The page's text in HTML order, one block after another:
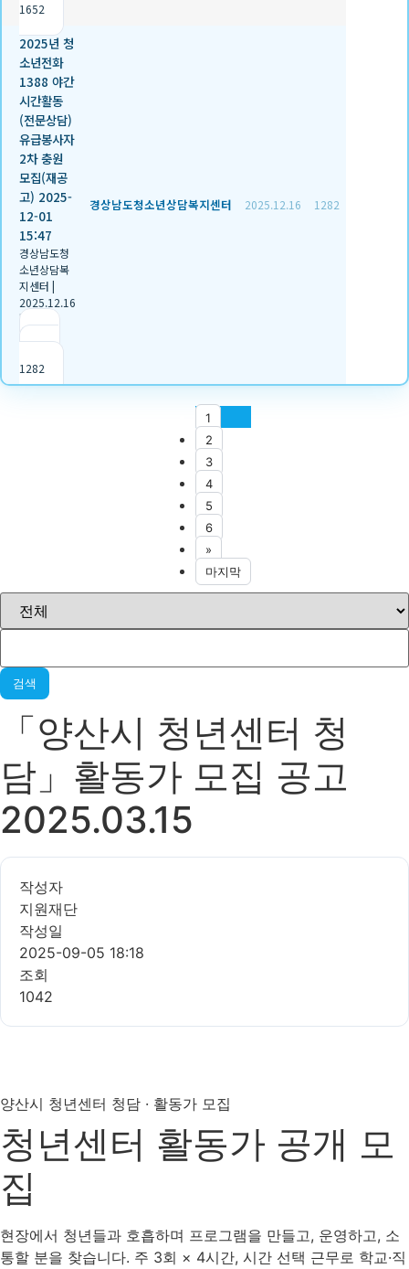
1652
2025년 청
소년전화
1388 야간
시간활동
(전문상담)
유급봉사자
2차 충원
모집(재공
고) 2025-
12-01
15:47
경상남도청
소년상담복
지센터 |
2025.12.16
|
1282
경상남도청소년상담복지센터 2025.12.16 1282
1
2
3
4
5
6
»
마지막
검색
「양산시 청년센터 청
담」활동가 모집 공고
2025.03.15
작성자
지원재단
작성일
2025-09-05 18:18
조회
1042
양산시 청년센터 청담 · 활동가 모집
청년센터 활동가 공개 모
집
현장에서 청년들과 호흡하며 프로그램을 만들고, 운영하고, 소
통할 분을 찾습니다. 주 3회 × 4시간, 시간 선택 근무로 학교·직